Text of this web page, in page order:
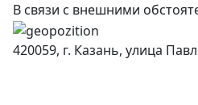
В связи с внешними
420059, г. Казань, улица